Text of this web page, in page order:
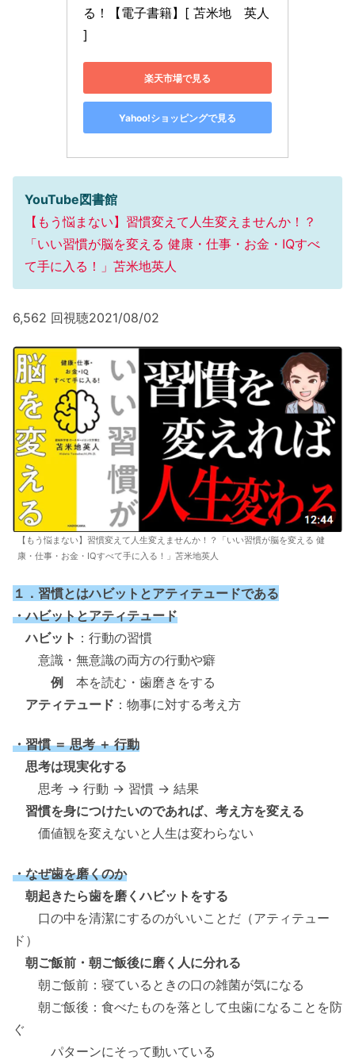
る！【電子書籍】[ 苫米地　英人
]
楽天市場で見る
Yahoo!ショッピングで見る
YouTube図書館
【もう悩まない】習慣変えて人生変えませんか！？
「いい習慣が脳を変える 健康・仕事・お金・IQすべ
て手に入る！」苫米地英人
6,562 回視聴2021/08/02
【もう悩まない】習慣変えて人生変えませんか！？「いい習慣が脳を変える 健
康・仕事・お金・IQすべて手に入る！」苫米地英人
１．習慣とはハビットとアティテュードである
・ハビットとアティテュード
ハビット ：行動の習慣
意識・無意識の両方の行動や癖
例 本を読む・歯磨きをする
アティテュード ：物事に対する考え方
・習慣 ＝ 思考 ＋ 行動
思考は現実化する
思考 → 行動 → 習慣 → 結果
習慣を身につけたいのであれば、考え方を変える
価値観を変えないと人生は変わらない
・なぜ歯を磨くのか
朝起きたら歯を磨くハビットをする
口の中を清潔にするのがいいことだ（アティテュー
ド）
朝ご飯前・朝ご飯後に磨く人に分れる
朝ご飯前：寝ているときの口の雑菌が気になる
朝ご飯後：食べたものを落として虫歯になることを防
ぐ
パターンにそって動いている